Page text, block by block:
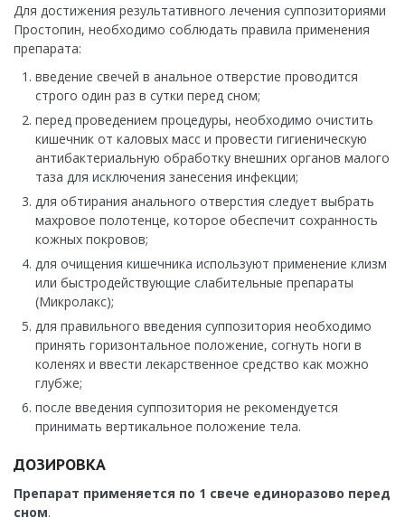
Для достижения результативного лечения суппозиториями
Простопин, необходимо соблюдать правила применения
препарата:
введение свечей в анальное отверстие проводится
строго один раз в сутки перед сном;
перед проведением процедуры, необходимо очистить
кишечник от каловых масс и провести гигиеническую
антибактериальную обработку внешних органов малого
таза для исключения занесения инфекции;
для обтирания анального отверстия следует выбрать
махровое полотенце, которое обеспечит сохранность
кожных покровов;
для очищения кишечника используют применение клизм
или быстродействующие слабительные препараты
(Микролакс);
для правильного введения суппозитория необходимо
принять горизонтальное положение, согнуть ноги в
коленях и ввести лекарственное средство как можно
глубже;
после введения суппозитория не рекомендуется
принимать вертикальное положение тела.
ДОЗИРОВКА
Препарат применяется по 1 свече единоразово перед
сном.